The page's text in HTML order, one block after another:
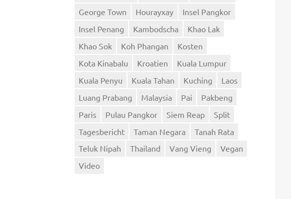
George Town
Hourayxay
Insel Pangkor
Insel Penang
Kambodscha
Khao Lak
Khao Sok
Koh Phangan
Kosten
Kota Kinabalu
Kroatien
Kuala Lumpur
Kuala Penyu
Kuala Tahan Kuching
Laos
Luang Prabang
Malaysia Pai
Pakbeng
Paris
Pulau Pangkor Siem Reap
Split
Tagesbericht
Taman Negara
Tanah Rata
Teluk Nipah
Thailand Vang Vieng
Vegan
Video